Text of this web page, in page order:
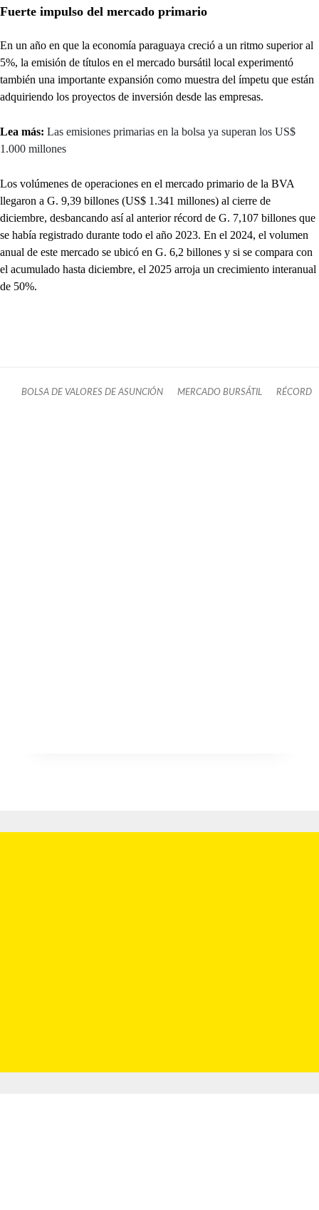
Fuerte impulso del mercado primario
En un año en que la economía paraguaya creció a un ritmo superior al
5%, la emisión de títulos en el mercado bursátil local experimentó
también una importante expansión como muestra del ímpetu que están
adquiriendo los proyectos de inversión desde las empresas.
Lea más: Las emisiones primarias en la bolsa ya superan los US$
1.000 millones
Los volúmenes de operaciones en el mercado primario de la BVA
llegaron a G. 9,39 billones (US$ 1.341 millones) al cierre de
diciembre, desbancando así al anterior récord de G. 7,107 billones que
se había registrado durante todo el año 2023. En el 2024, el volumen
anual de este mercado se ubicó en G. 6,2 billones y si se compara con
el acumulado hasta diciembre, el 2025 arroja un crecimiento interanual
de 50%.
BOLSA DE VALORES DE ASUNCIÓN MERCADO BURSÁTIL RÉCORD